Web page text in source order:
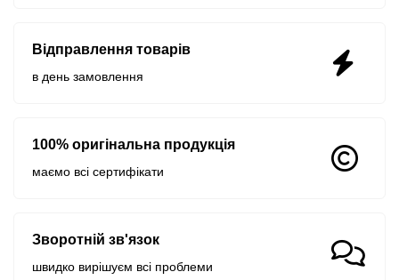
Відправлення товарів
в день замовлення
100% оригінальна продукція
маємо всі сертифікати
Зворотній зв'язок
швидко вирішуєм всі проблеми